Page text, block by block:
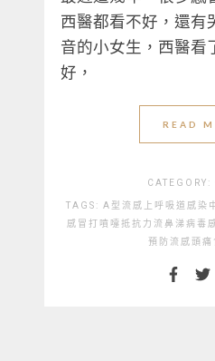
西醫都看不好，還有
音的小女生，西醫看
好，
READ
CATEGORY:
TAGS: A型流感 上呼吸道感染
感冒 打噴嚏抵抗力 流鼻涕 病毒
預防流感 頭痛